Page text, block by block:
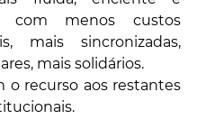
com menos custos
mais sincronizadas,
mais solidários.
o recurso aos restantes